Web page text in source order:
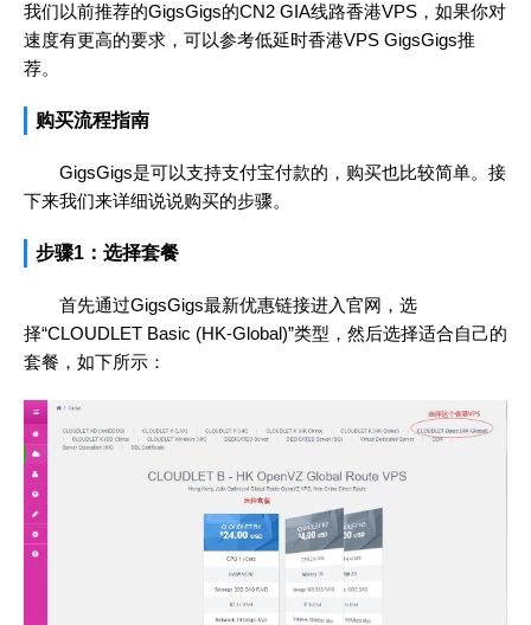
我们以前推荐的GigsGigs的CN2 GIA线路香港VPS，如果你对
速度有更高的要求，可以参考低延时香港VPS GigsGigs推
荐。
购买流程指南
GigsGigs是可以支持支付宝付款的，购买也比较简单。接
下来我们来详细说说购买的步骤。
步骤1：选择套餐
首先通过GigsGigs最新优惠链接进入官网，选
择“CLOUDLET Basic (HK-Global)”类型，然后选择适合自己的
套餐，如下所示：